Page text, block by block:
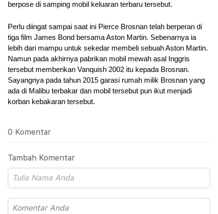
berpose di samping mobil keluaran terbaru tersebut.
Perlu diingat sampai saat ini Pierce Brosnan telah berperan di
tiga film James Bond bersama Aston Martin. Sebenarnya ia
lebih dari mampu untuk sekedar membeli sebuah Aston Martin.
Namun pada akhirnya pabrikan mobil mewah asal Inggris
tersebut memberikan Vanquish 2002 itu kepada Brosnan.
Sayangnya pada tahun 2015 garasi rumah milik Brosnan yang
ada di Malibu terbakar dan mobil tersebut pun ikut menjadi
korban kebakaran tersebut.
0 Komentar
Tambah Komentar